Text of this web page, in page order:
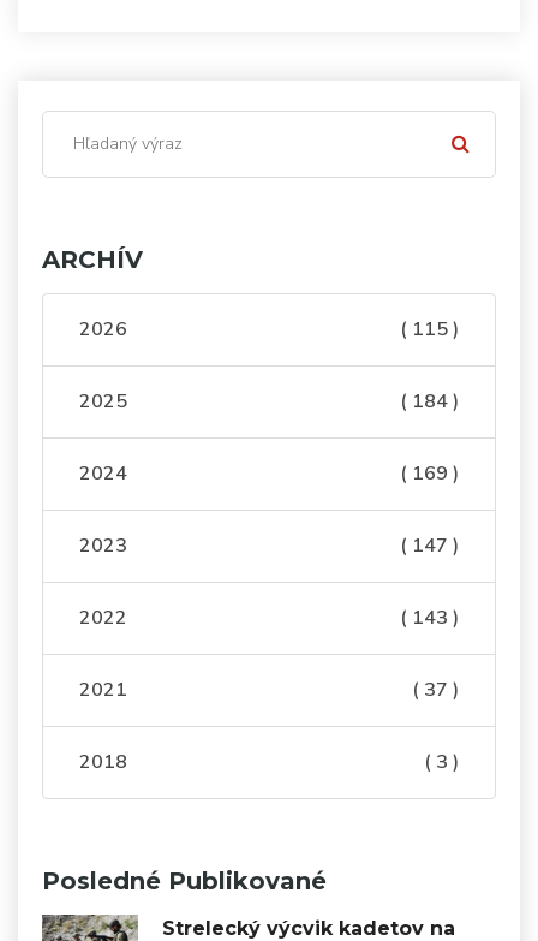
ARCHÍV
2026 ( 115 )
2025 ( 184 )
2024 ( 169 )
2023 ( 147 )
2022 ( 143 )
2021 ( 37 )
2018 ( 3 )
Posledné Publikované
Strelecký výcvik kadetov na